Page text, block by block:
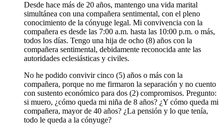
Desde hace más de 20 años, mantengo una vida marital
simultánea con una compañera sentimental, con el pleno
conocimiento de la cónyuge legal. Mi convivencia con la
compañera es desde las 7:00 a.m. hasta las 10:00 p.m. o más,
todos los días. Tengo una hija de ocho (8) años con la
compañera sentimental, debidamente reconocida ante las
autoridades eclesiásticas y civiles.
No he podido convivir cinco (5) años o más con la
compañera, porque no me firmaron la separación y no cuento
con sustento económico para dos (2) compromisos. Pregunto:
si muero, ¿cómo queda mi niña de 8 años? ¿Y cómo queda mi
compañera, mayor de 40 años? ¿La pensión y lo que tenía,
todo le queda a la cónyuge?